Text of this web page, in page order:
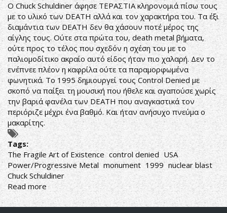
O Chuck Schuldiner άφησε ΤΕΡΑΣΤΙΑ κληρονομιά πίσω τους
με το υλικό των DEATH αλλά και τον χαρακτήρα του. Τα έξι
διαμάντια των DEATH δεν θα χάσουν ποτέ μέρος της
αίγλης τους. Ούτε στα πρώτα του, death metal βήματα,
ούτε προς το τέλος που σχεδόν η σχέση του με το
παλιομοδίτικο ακραίο αυτό είδος ήταν πιο χαλαρή. Δεν το
ενέπνεε πλέον η καφρίλα ούτε τα παραμορφωμένα
φωνητικά. Το 1995 δημιουργεί τους Control Denied με
σκοπό να παίξει τη μουσική που ήθελε και αγαπούσε χωρίς
την βαριά φανέλα των DEATH που αναγκαστικά τον
περιόριζε μέχρι ένα βαθμό. Και ήταν ανήσυχο πνεύμα ο
μακαρίτης.
Tags:
The Fragile Art of Existence control denied USA
Power/Progressive Metal monument 1999 nuclear blast
Chuck Schuldiner
Read moreabout
Control
Denied-